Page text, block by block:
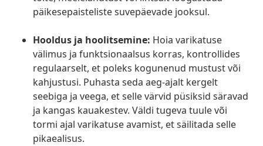
päikesepaisteliste suvepäevade jooksul.
Hooldus ja hoolitsemine: Hoia varikatuse
välimus ja funktsionaalsus korras, kontrollides
regulaarselt, et poleks kogunenud mustust või
kahjustusi. Puhasta seda aeg-ajalt kergelt
seebiga ja veega, et selle värvid püsiksid säravad
ja kangas kauakestev. Väldi tugeva tuule või
tormi ajal varikatuse avamist, et säilitada selle
pikaealisus.